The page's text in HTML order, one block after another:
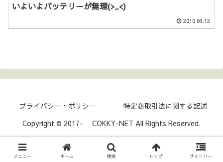
いよいよバッテリーが無理(>_<)
2010.03.12
プライバシー・ポリシー
特定商取引法に関する記述
Copyright © 2017- COKKY-NET All Rights Reserved.
メニュー ホーム 検索 トップ サイドバー